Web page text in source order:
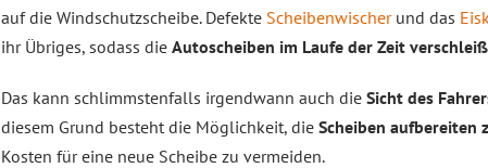
auf die Windschutzscheibe. Defekte Scheibenwischerund das
ihr Übriges, sodass die Autoscheiben im Laufe der Zeit
Das kann schlimmstenfalls irgendwann auch die Sicht des
diesem Grund besteht die Möglichkeit, die Scheiben aufbereiten
Kosten für eine neue Scheibe zu vermeiden.